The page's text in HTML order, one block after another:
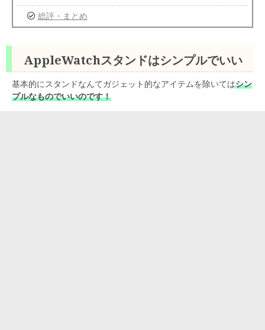
総評・まとめ
AppleWatchスタンドはシンプルでいい
基本的にスタンドなんてガジェット的なアイテムを除いてはシン
プルなものでいいのです！